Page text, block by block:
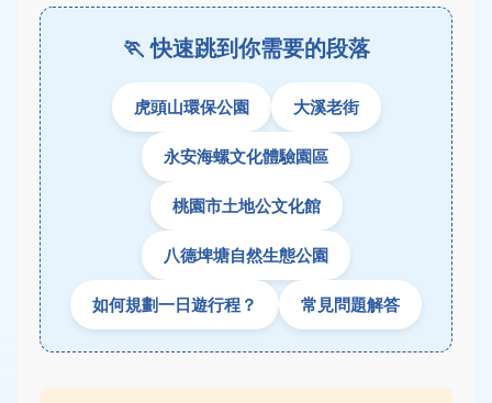
🏃 快速跳到你需要的段落
虎頭山環保公園 大溪老街
永安海螺文化體驗園區
桃園市土地公文化館
八德埤塘自然生態公園
如何規劃一日遊行程？ 常見問題解答